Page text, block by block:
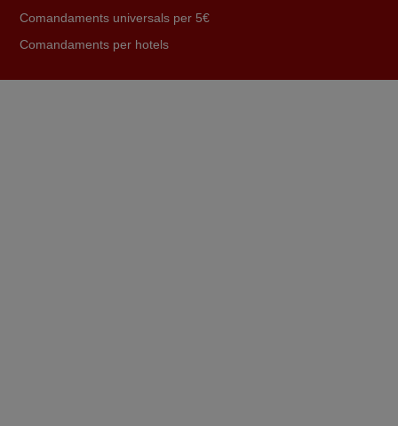
Comandaments universals per 5€
Comandaments per hotels